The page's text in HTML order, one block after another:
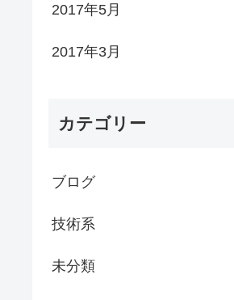
2017年5月
2017年3月
カテゴリー
ブログ
技術系
未分類